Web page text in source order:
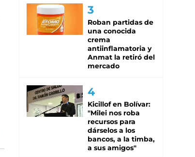
Roban partidas de
una conocida
crema
antiinflamatoria y
Anmat la retiró del
mercado
Kicillof en Bolívar:
"Milei nos roba
recursos para
dárselos a los
bancos, a la timba,
a sus amigos"